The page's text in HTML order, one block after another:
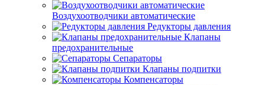
Воздухоотводчики автоматические
Редукторы давления
Клапаны
предохранительные
Сепараторы
Клапаны подпитки
Компенсаторы